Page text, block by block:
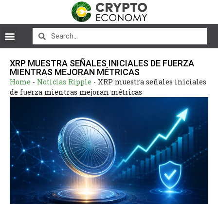
XRP MUESTRA SEÑALES INICIALES DE FUERZA
MIENTRAS MEJORAN MÉTRICAS
Home - Noticias Ripple - XRP muestra señales iniciales
de fuerza mientras mejoran métricas